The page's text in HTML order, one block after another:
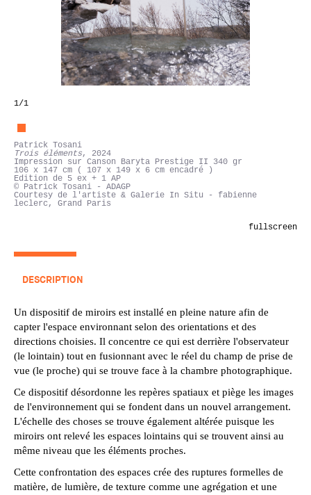
1/1
Patrick Tosani
Trois éléments, 2024
Impression sur Canson Baryta Prestige II 340 gr
106 x 147 cm ( 107 x 149 x 6 cm encadré )
Edition de 5 ex + 1 AP
© Patrick Tosani - ADAGP
Courtesy de l'artiste & Galerie In Situ - fabienne
leclerc, Grand Paris
fullscreen
DESCRIPTION
Un dispositif de miroirs est installé en pleine nature afin de
capter l'espace environnant selon des orientations et des
directions choisies. Il concentre ce qui est derrière l'observateur
(le lointain) tout en fusionnant avec le réel du champ de prise de
vue (le proche) qui se trouve face à la chambre photographique.
Ce dispositif désordonne les repères spatiaux et piège les images
de l'environnement qui se fondent dans un nouvel arrangement.
L'échelle des choses se trouve également altérée puisque les
miroirs ont relevé les espaces lointains qui se trouvent ainsi au
même niveau que les éléments proches.
Cette confrontation des espaces crée des ruptures formelles de
matière, de lumière, de texture comme une agrégation et une